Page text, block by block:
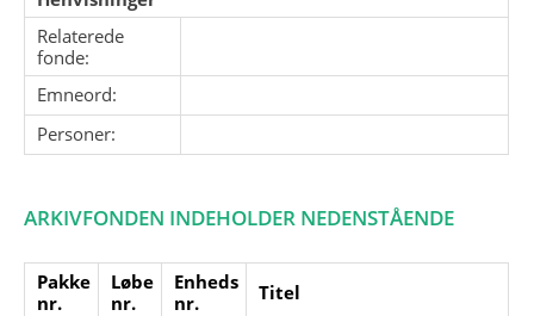
Relaterede
fonde:
Emneord:
Personer:
ARKIVFONDEN INDEHOLDER NEDENSTÅENDE
Pakke
nr.
Løbe
nr.
Enheds
nr.
Titel